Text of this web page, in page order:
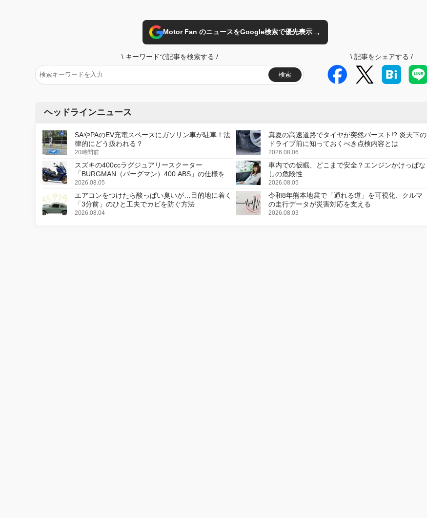
Motor Fan のニュースをGoogle検索で優先表示→
\ キーワードで記事を検索する /
検索
\ 記事をシェアする /
ヘッドラインニュース
SAやPAのEV充電スペースにガソリン車が駐車！法
律的にどう扱われる？
20時間前
真夏の高速道路でタイヤが突然バースト!? 炎天下の
ドライブ前に知っておくべき点検内容とは
2026.08.06
スズキの400ccラグジュアリースクーター
「BURGMAN（バーグマン）400 ABS」の仕様を変
更し、8月18日に発売
2026.08.05
車内での仮眠、どこまで安全？エンジンかけっぱな
しの危険性
2026.08.05
エアコンをつけたら酸っぱい臭いが…目的地に着く
「3分前」のひと工夫でカビを防ぐ方法
2026.08.04
令和8年熊本地震で「通れる道」を可視化、クルマ
の走行データが災害対応を支える
2026.08.03